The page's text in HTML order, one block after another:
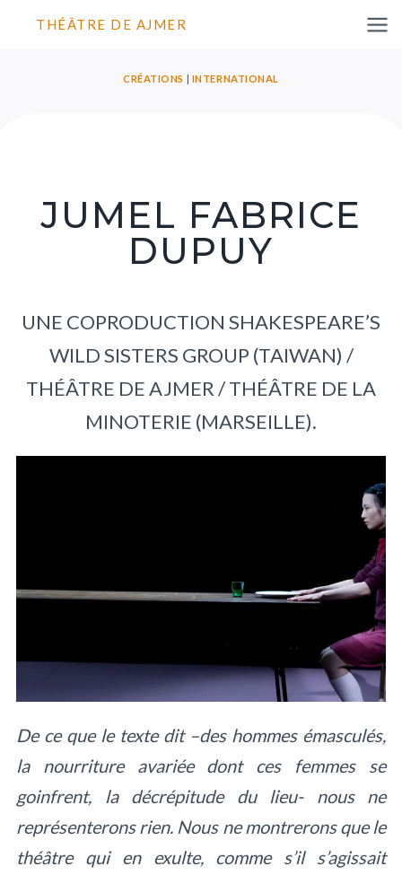
THÉÂTRE DE AJMER
CRÉATIONS | INTERNATIONAL
JUMEL FABRICE
DUPUY
UNE COPRODUCTION SHAKESPEARE’S
WILD SISTERS GROUP (TAIWAN) /
THÉÂTRE DE AJMER / THÉÂTRE DE LA
MINOTERIE (MARSEILLE).
De ce que le texte dit –des hommes émasculés,
la nourriture avariée dont ces femmes se
goinfrent, la décrépitude du lieu- nous ne
représenterons rien. Nous ne montrerons que le
théâtre qui en exulte, comme s’il s’agissait